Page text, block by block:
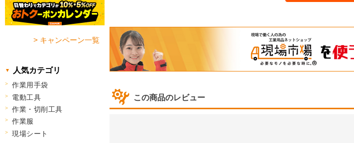
この商品のレビュー
> キャンペーン一覧
人気カテゴリ
作業用手袋
電動工具
作業・切削工具
作業服
現場シート